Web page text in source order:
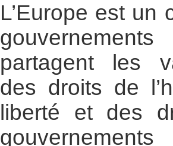
L’Europe est un
partagent les
des droits de
liberté et des